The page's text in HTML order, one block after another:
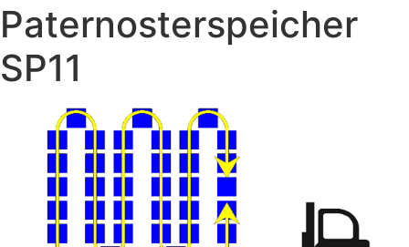
Paternosterspeicher
SP11